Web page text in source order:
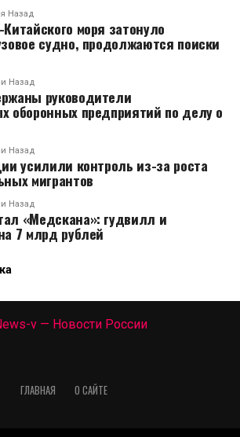
Назад
моря затонуло
судно, продолжаются поиски
Назад
руководители
оборонных предприятий по делу о
Назад
усилили контроль из-за роста
мигрантов
Назад
«Медскана»: гудвилл и
7 млрд рублей
ГЛАВНАЯ О САЙТЕ